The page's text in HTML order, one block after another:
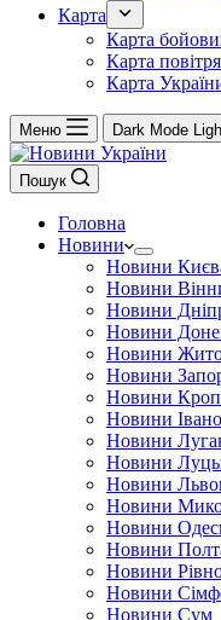
Карта
Карта
Карта
Карта
Меню Dark Mode
Пошук
Головна
Новини
Новини
Новини
Новини
Новини
Новини
Новини
Новини
Новини
Новини
Новини
Новини
Новини
Новини
Новини
Новини
Новини
Новини Сум